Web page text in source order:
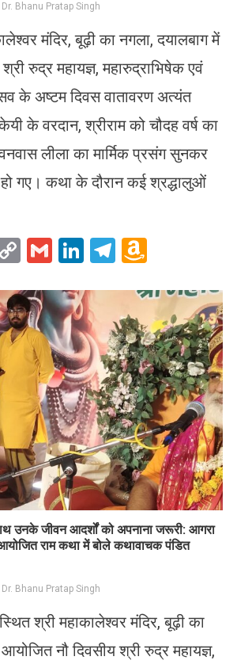
Dr. Bhanu Pratap Singh
मंदिर, बूढ़ी का नगला, दयालबाग में
रुद्र महायज्ञ, महारुद्राभिषेक एवं
के अष्टम दिवस वातावरण अत्यंत
के वरदान, श्रीराम को चौदह वर्ष का
लीला का मार्मिक प्रसंग सुनकर
हो गए। कथा के दौरान कई श्रद्धालुओं
CopyGmailLinkedIn
Telegram
List
उनके जीवन आदर्शों को अपनाना जरूरी: आगरा
राम कथा में बोले कथावाचक पंडित
Dr. Bhanu Pratap Singh
श्री महाकालेश्वर मंदिर, बूढ़ी का
नौ दिवसीय श्री रुद्र महायज्ञ,